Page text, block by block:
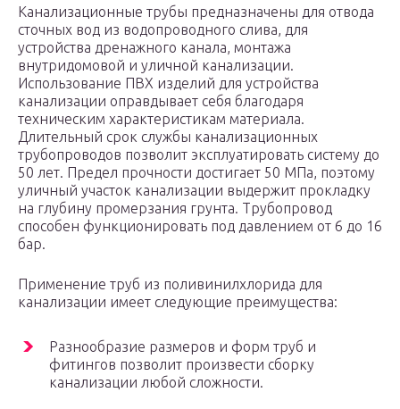
Канализационные трубы предназначены для отвода
сточных вод из водопроводного слива, для
устройства дренажного канала, монтажа
внутридомовой и уличной канализации.
Использование ПВХ изделий для устройства
канализации оправдывает себя благодаря
техническим характеристикам материала.
Длительный срок службы канализационных
трубопроводов позволит эксплуатировать систему до
50 лет. Предел прочности достигает 50 МПа, поэтому
уличный участок канализации выдержит прокладку
на глубину промерзания грунта. Трубопровод
способен функционировать под давлением от 6 до 16
бар.
Применение труб из поливинилхлорида для
канализации имеет следующие преимущества:
Разнообразие размеров и форм труб и
фитингов позволит произвести сборку
канализации любой сложности.